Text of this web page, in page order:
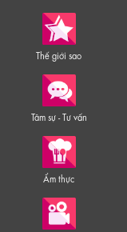
Thế giới sao
Tâm sự - Tư vấn
Ẩm thực